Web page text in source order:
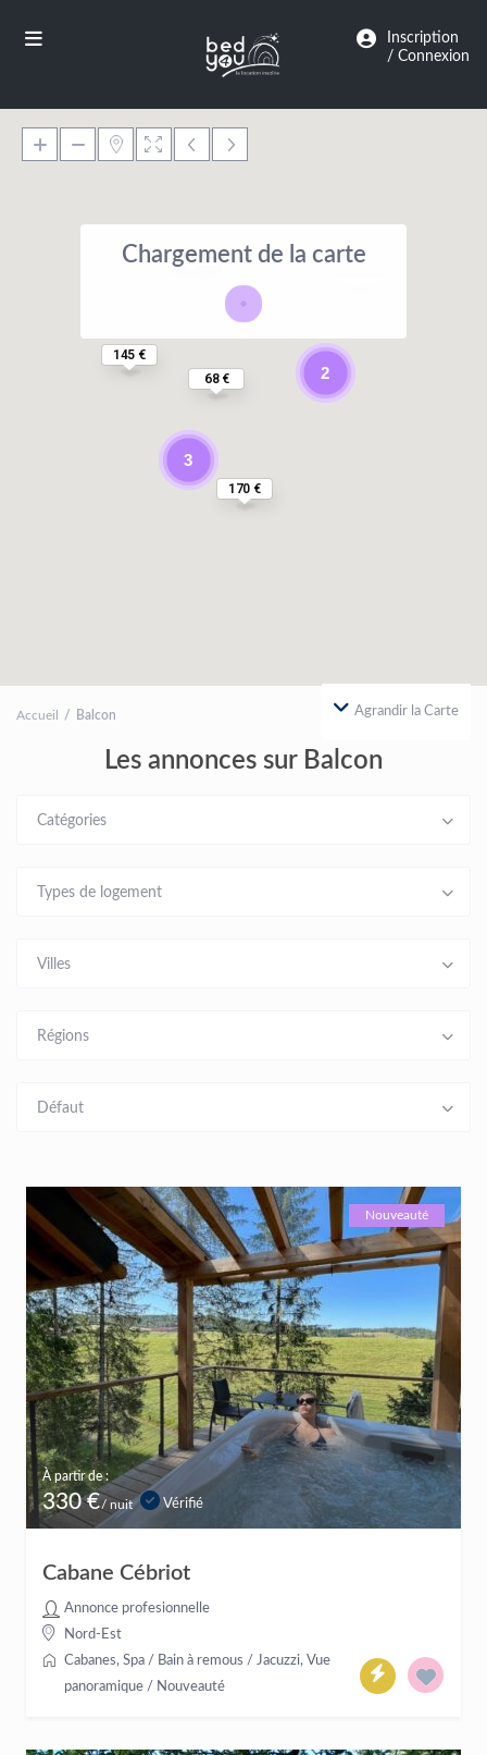
Inscription
/ Connexion
108 €
68 €
170 €
145 €
2
3
Chargement de la carte
Agrandir la Carte
Accueil Balcon
Les annonces sur Balcon
Catégories
Types de logement
Villes
Régions
Défaut
À partir de :
330 €/ nuit
Nouveauté
Vérifié
Cabane Cébriot
Annonce profesionnelle
Nord-Est
Cabanes, Spa / Bain à remous / Jacuzzi, Vue
panoramique / Nouveauté